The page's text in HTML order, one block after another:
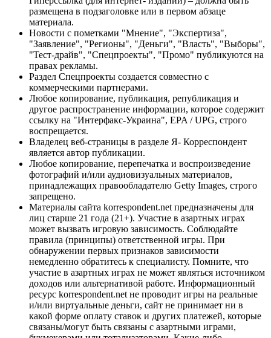
размещена в подзаголовке или в первом абзаце
материала.
Новости с пометками "Мнение", "Экспертиза",
"Заявление", "Регионы", "Деньги", "Власть", "Выборы",
"Тест-драйв", "Спецпроекты", "Промо" публикуются на
правах рекламы.
Раздел Спецпроекты создается совместно с
коммерческими партнерами.
Любое копирование, публикация, републикация и
другое распространение информации, которое содержит
ссылку на "Интерфакс-Украина", EPA / UPG, строго
воспрещается.
Владелец веб-страницы в разделе Я- Корреспондент
является автор публикации.
Любое копирование, перепечатка и воспроизведение
фотографий и/или аудиовизуальных материалов,
принадлежащих правообладателю Getty Images, строго
запрещено.
Материалы сайта korrespondent.net предназначены для
лиц старше 21 года (21+). Участие в азартных играх
может вызвать игровую зависимость. Соблюдайте
правила (принципы) ответственной игры. При
обнаружении первых признаков зависимости
немедленно обратитесь к специалисту. Помните, что
участие в азартных играх не может являться источником
доходов или альтернативой работе. Информационный
ресурс korrespondent.net не проводит игры на реальные
и/или виртуальные деньги, сайт не принимает ни в
какой форме оплату ставок и других платежей, которые
связаны/могут быть связаны с азартными играми,